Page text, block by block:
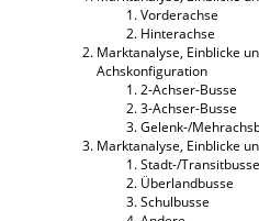
Vorderachse
Hinterachse
Marktanalyse, Einblicke
Achskonfiguration
2-Achser-Busse
3-Achser-Busse
Gelenk-/
Marktanalyse, Einblicke
Stadt-/Transitbusse
Überlandbusse
Schulbusse